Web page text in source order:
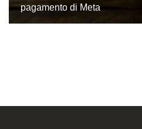
pagamento di Meta